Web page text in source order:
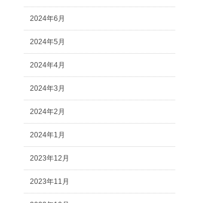
2024年6月
2024年5月
2024年4月
2024年3月
2024年2月
2024年1月
2023年12月
2023年11月